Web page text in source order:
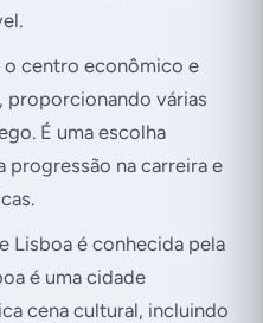
o centro econômico e
proporcionando várias
É uma escolha
progressão na carreira e
Lisboa é conhecida pela
é uma cidade
cena cultural, incluindo